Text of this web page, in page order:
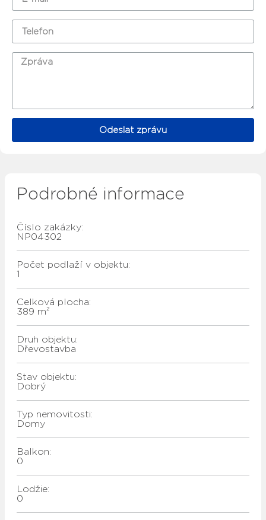
Odeslat zprávu
Podrobné informace
Číslo zakázky:
NP04302
Počet podlaží v objektu:
1
Celková plocha:
389 m²
Druh objektu:
Dřevostavba
Stav objektu:
Dobrý
Typ nemovitosti:
Domy
Balkon:
0
Lodžie:
0